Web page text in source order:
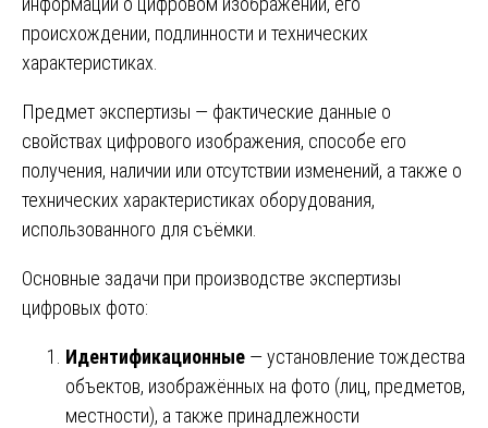
происхождении, подлинности и технических
характеристиках.
Предмет экспертизы — фактические данные о
свойствах цифрового изображения, способе его
получения, наличии или отсутствии изменений, а также о
технических характеристиках оборудования,
использованного для съёмки.
Основные задачи при производстве экспертизы
цифровых фото:
Идентификационные — установление тождества
объектов, изображённых на фото (лиц, предметов,
местности), а также принадлежности